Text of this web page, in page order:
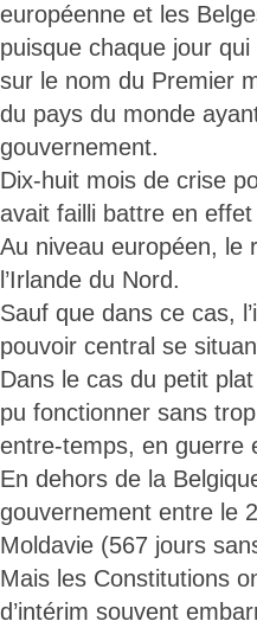
européenne et les
puisque chaque jour
sur le nom du Premier
du pays du monde
gouvernement.
Dix-huit mois de crise
avait failli battre en
Au niveau européen, le
l’Irlande du Nord.
Sauf que dans ce cas,
pouvoir central se
Dans le cas du petit
pu fonctionner sans
entre-temps, en guerre
En dehors de la
gouvernement entre le
Moldavie (567 jours
Mais les Constitutions
d’intérim souvent